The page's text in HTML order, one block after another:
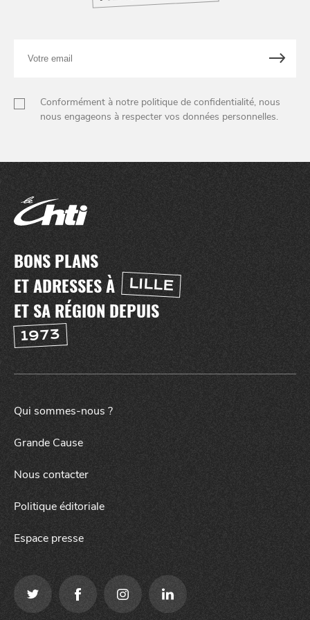
email
Conformément à notre politique de confidentialité, nous
nous engageons à respecter vos données personnelles.
BONS PLANS
ET ADRESSES À
LILLE
ET SA RÉGION DEPUIS
1973
Qui sommes-nous ?
Grande Cause
Nous contacter
Politique éditoriale
Espace presse